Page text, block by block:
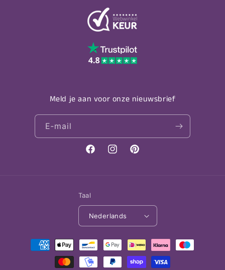
Meld je aan voor onze nieuwsbrief
E‑mail
FacebookInstagramPinterest
Taal
Nederlands
Betaalmethoden